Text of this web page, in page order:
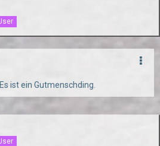
ist ein Gutmenschding.